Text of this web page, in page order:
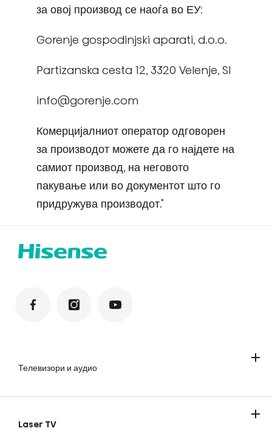
за овој производ се наоѓа во ЕУ:
Gorenje gospodinjski aparati, d.o.o.
Partizanska cesta 12, 3320 Velenje, SI
info@gorenje.com
Комерцијалниот оператор одговорен
за производот можете да го најдете на
самиот производ, на неговото
пакување или во документот што го
придружува производот."
Телевизори и аудио
Laser TV